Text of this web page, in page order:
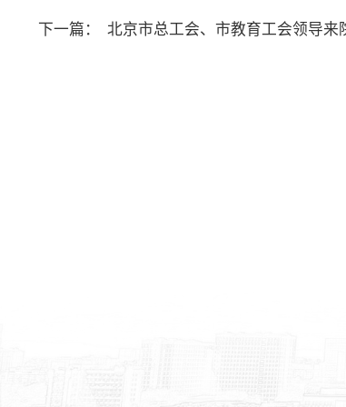
下一篇： 北京市总工会、市教育工会领导